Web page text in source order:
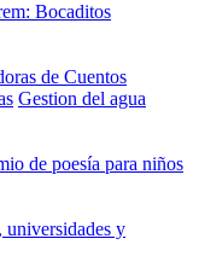
Bocaditos
de Cuentos
Gestion del agua
de poesía para niños
universidades y